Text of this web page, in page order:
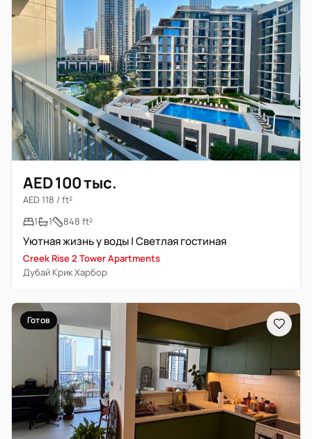
AED 100 тыс.
AED 118 / ft²
1
1 848 ft²
Уютная жизнь у воды | Светлая гостиная
Creek Rise 2 Tower Apartments
Дубай Крик Харбор
Готов